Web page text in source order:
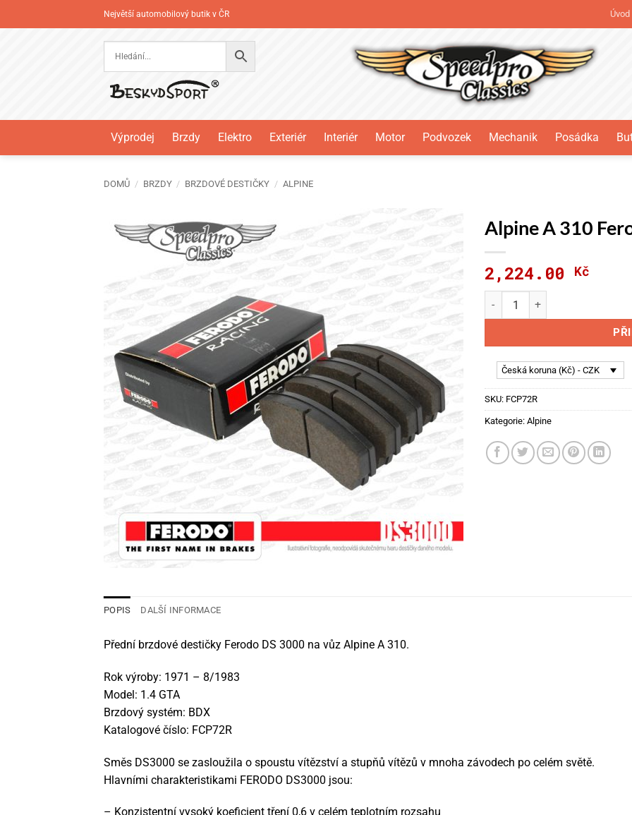
na
Největší automobilový butik v ČR Úvod
Výprodej Brzdy Elektro Exteriér Interiér Motor Podvozek Mechanik Posádka
DOMŮ / BRZDY / BRZDOVÉ DESTIČKY / ALPINE
Alpine A 310
2,224.00 Kč
Alpine A 310 Ferodo DS 3000
Česká koruna (Kč) - CZK
SKU: FCP72R
Kategorie: Alpine
POPIS DALŠÍ INFORMACE
Přední brzdové destičky Ferodo DS 3000 na vůz Alpine A 310.
Rok výroby: 1971 – 8/1983
Model: 1.4 GTA
Brzdový systém: BDX
Katalogové číslo: FCP72R
Směs DS3000 se zasloužila o spoustu vítězství a stupňů vítězů v mnoha závodech po celém světě.
Hlavními charakteristikami FERODO DS3000 jsou:
– Konzistentní vysoký koeficient tření 0,6 v celém teplotním rozsahu